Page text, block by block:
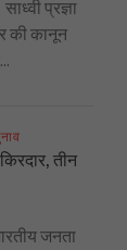
प्रज्ञा
की कानून
तीन
जनता